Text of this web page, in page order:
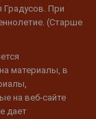
Градусов. При
(Старше
материалы, в
на веб-сайте
дает